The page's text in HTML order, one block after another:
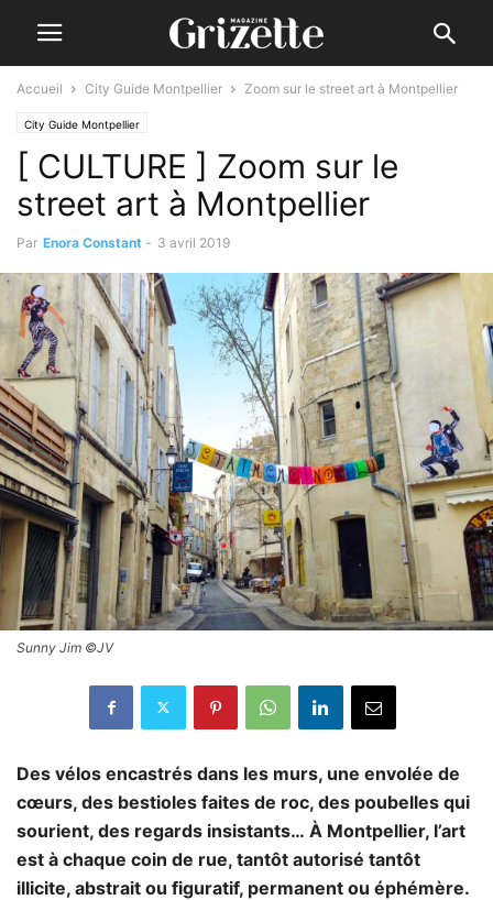
Accueil City Guide Montpellier Zoom sur le street art à Montpellier
City Guide Montpellier
[ CULTURE ] Zoom sur le
street art à Montpellier
Par Enora Constant - 3 avril 2019
Sunny Jim ©JV
Des vélos encastrés dans les murs, une envolée de
cœurs, des bestioles faites de roc, des poubelles qui
sourient, des regards insistants… À Montpellier, l’art
est à chaque coin de rue, tantôt autorisé tantôt
illicite, abstrait ou figuratif, permanent ou éphémère.